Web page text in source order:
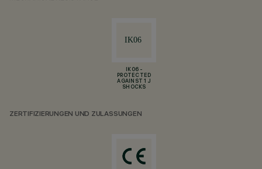
IK06 -
PROTECTED
AGAINST 1 J
SHOCKS
ZERTIFIZIERUNGEN UND ZULASSUNGEN